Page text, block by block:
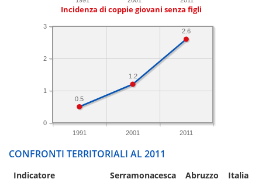
Incidenza di coppie giovani senza figli
1991 2001 2011
0
1
2
3
2.6
1.2
0.5
CONFRONTI TERRITORIALI AL 2011
Indicatore Serramonacesca Abruzzo Italia